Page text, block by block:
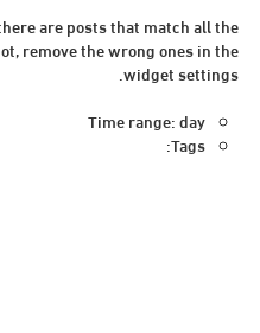
are posts that match all the
remove the wrong ones in the
widget settings.
Time range: day
Tags: